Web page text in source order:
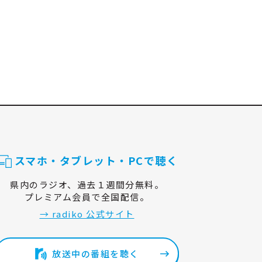
スマホ・タブレット・PCで聴く
県内のラジオ、過去１週間分無料。
プレミアム会員で全国配信。
→ radiko 公式サイト
放送中の番組を聴く